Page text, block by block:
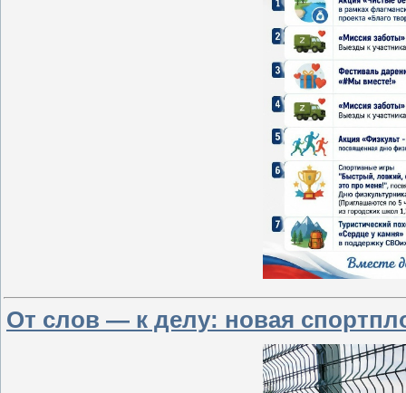
От слов — к делу: новая